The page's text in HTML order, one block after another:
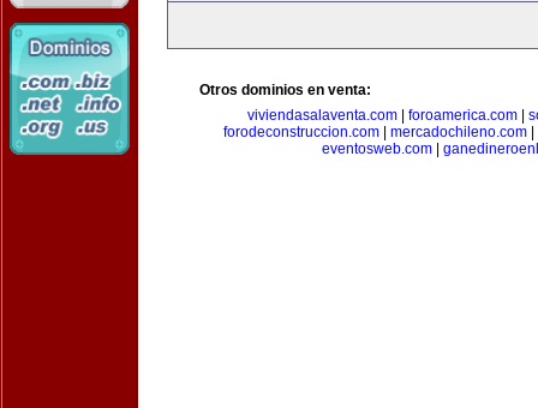
Otros dominios en venta:
viviendasalaventa.com| foroamerica.com|
forodeconstruccion.com
mercadochileno.com
eventosweb.com|